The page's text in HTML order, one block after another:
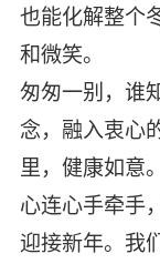
也能化解整个
和微笑。
匆匆一别，谁
念，融入衷心
里，健康如意。
心连心手牵手
迎接新年。我